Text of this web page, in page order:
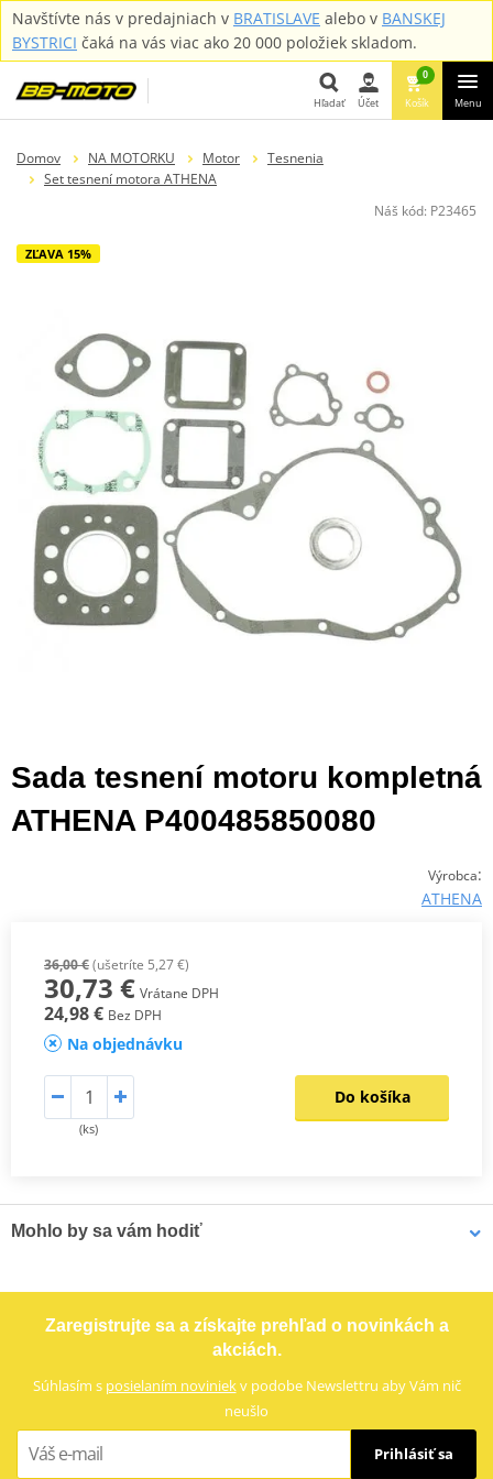
Navštívte nás v predajniach v BRATISLAVE alebo v BANSKEJ
BYSTRICI čaká na vás viac ako 20 000 položiek skladom.
Hľadať Účet
0
Košík Menu
Domov NA MOTORKU Motor
Tesnenia
Set tesnení motora ATHENA
Náš kód: P23465
ZĽAVA 15%
Sada tesnení motoru kompletná
ATHENA P400485850080
Výrobca:
ATHENA
36,00 €(ušetríte 5,27 €)
30,73 € Vrátane DPH
24,98 € Bez DPH
Na objednávku
(ks)
Do košíka
Mohlo by sa vám hodiť
Zaregistrujte sa a získajte prehľad o novinkách a
akciách.
Súhlasím s posielaním noviniekv podobe Newslettru aby Vám nič
neušlo
Prihlásiť sa